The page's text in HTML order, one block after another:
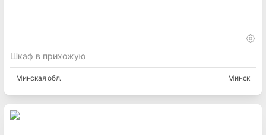
Шкаф в прихожую
Минская обл. Минск